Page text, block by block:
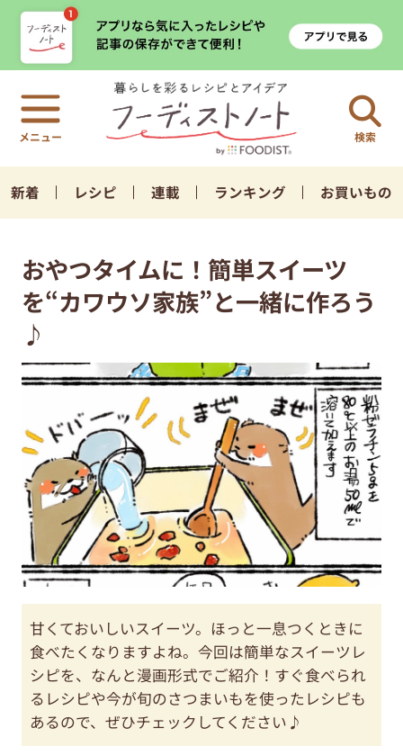
検索
新着 レシピ 連載 ランキング お買いもの
おやつタイムに！簡単スイーツ
を“カワウソ家族”と一緒に作ろう
♪
甘くておいしいスイーツ。ほっと一息つくときに
食べたくなりますよね。今回は簡単なスイーツレ
シピを、なんと漫画形式でご紹介！すぐ食べられ
るレシピや今が旬のさつまいもを使ったレシピも
あるので、ぜひチェックしてください♪